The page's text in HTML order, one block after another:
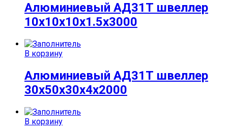
Алюминиевый АД31Т швеллер
10х10х10х1.5х3000
В корзину
Алюминиевый АД31Т швеллер
30х50х30х4х2000
В корзину